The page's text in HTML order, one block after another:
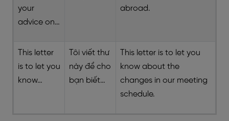
your
advice on…
abroad.
This letter
is to let you
know…
Tôi viết thư
này để cho
bạn biết…
This letter is to let you
know about the
changes in our meeting
schedule.